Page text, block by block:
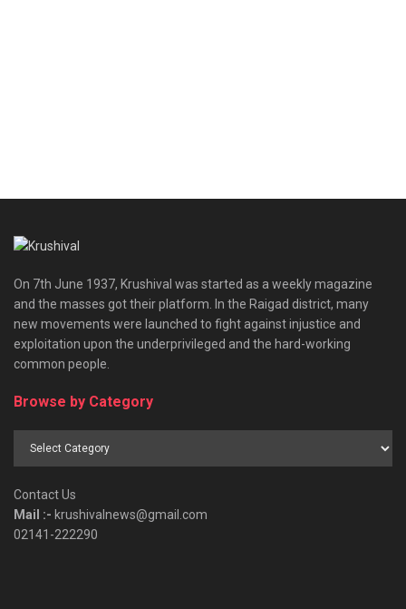
On 7th June 1937, Krushival was started as a weekly magazine
and the masses got their platform. In the Raigad district, many
new movements were launched to fight against injustice and
exploitation upon the underprivileged and the hard-working
common people.
Browse by Category
Browse
Contact Us
Mail :- krushivalnews@gmail.com
02141-222290